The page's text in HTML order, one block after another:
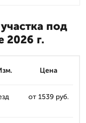
под
2026 г.
Цена
от 1539 руб.